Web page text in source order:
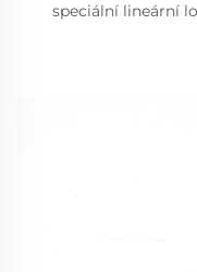
speciální lineární